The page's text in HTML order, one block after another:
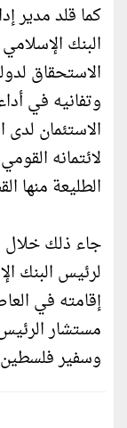
كما قلد مدير
البنك
الاستحقاق
وتفانيه في
الاستئمان لدى
لائتمانه
الطليعة منها
جاء ذلك خلال
لرئيس البنك
إقامته في
مستشار
وسفير فلسطين